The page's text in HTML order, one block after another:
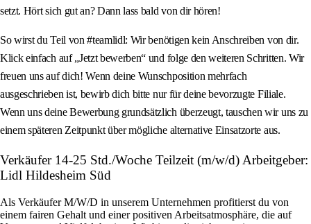
setzt. Hört sich gut an? Dann lass bald von dir hören!
So wirst du Teil von #teamlidl: Wir benötigen kein Anschreiben von dir.
Klick einfach auf „Jetzt bewerben“ und folge den weiteren Schritten. Wir
freuen uns auf dich! Wenn deine Wunschposition mehrfach
ausgeschrieben ist, bewirb dich bitte nur für deine bevorzugte Filiale.
Wenn uns deine Bewerbung grundsätzlich überzeugt, tauschen wir uns zu
einem späteren Zeitpunkt über mögliche alternative Einsatzorte aus.
Verkäufer 14-25 Std./Woche Teilzeit (m/w/d) Arbeitgeber:
Lidl Hildesheim Süd
Als Verkäufer M/W/D in unserem Unternehmen profitierst du von
einem fairen Gehalt und einer positiven Arbeitsatmosphäre, die auf